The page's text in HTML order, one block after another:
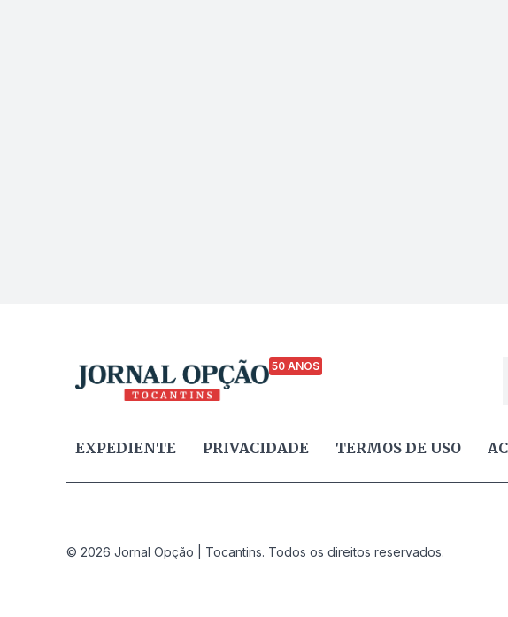
50 ANOS
EXPEDIENTE PRIVACIDADE TERMOS DE USO
© 2026 Jornal Opção | Tocantins. Todos os direitos reservados.